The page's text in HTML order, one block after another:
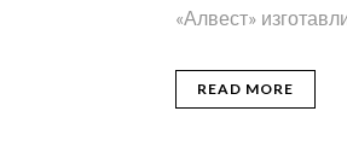
«Алвест»
READ MORE